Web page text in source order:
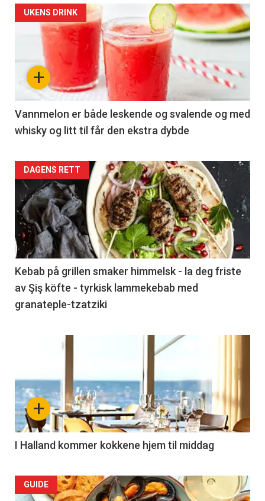
Articler
section
37
Right
+
UKENS DRINK
Vannmelon er både leskende og svalende og med
whisky og litt til får den ekstra dybde
Articler
-
section
38
Left
DAGENS RETT
Kebab på grillen smaker himmelsk - la deg friste
av Şiş köfte - tyrkisk lammekebab med
granateple-tzatziki
Articler
section
38
Right
+
I Halland kommer kokkene hjem til middag
Articler
GUIDE